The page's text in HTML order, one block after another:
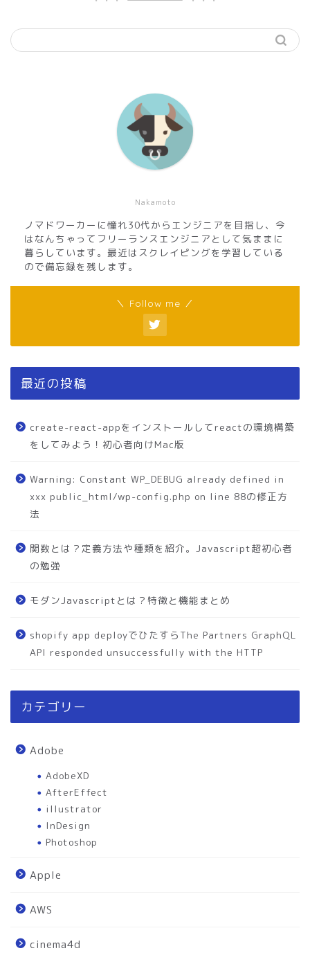
Nakamoto
ノマドワーカーに憧れ30代からエンジニアを目指し、今
はなんちゃってフリーランスエンジニアとして気ままに
暮らしています。最近はスクレイピングを学習している
ので備忘録を残します。
＼ Follow me ／
最近の投稿
create-react-appをインストールしてreactの環境構築
をしてみよう！初心者向けMac版
Warning: Constant WP_DEBUG already defined in
xxx public_html/wp-config.php on line 88の修正方
法
関数とは？定義方法や種類を紹介。Javascript超初心者
の勉強
モダンJavascriptとは？特徴と機能まとめ
shopify app deployでひたすらThe Partners GraphQL
API responded unsuccessfully with the HTTP
カテゴリー
Adobe
AdobeXD
AfterEffect
illustrator
InDesign
Photoshop
Apple
AWS
cinema4d